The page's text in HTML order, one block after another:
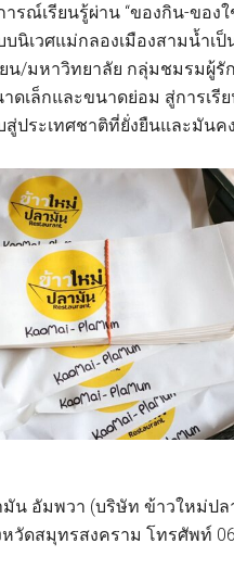
ารณ์เรียนรู้ผ่าน “ของกิน-ขอ
นิเวศแม่กลองเมืองสามน้ำเ
ยน/มหาวิทยาลัย กลุ่มชมรมผู้
ดเล็กและขนาดย่อม สู่การเรี
สู่ประเทศชาติที่ยั่งยืนและมันค
น อัมพวา (บริษัท ข้าวใหม่ป
วัดสมุทรสงคราม โทรศัพท์